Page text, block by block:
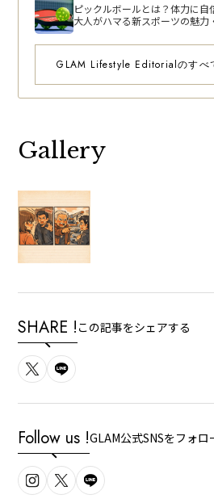
ピックルボールとは？体力に自
大人がハマる新スポーツの魅力
GLAM Lifestyle Editorialのすべ
Gallery
SHARE ! この記事をシェアする
Follow us !GLAM公式SNSをフォロ